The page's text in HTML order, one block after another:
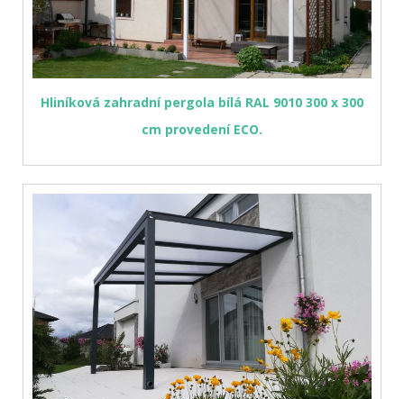
Hliníková zahradní pergola bílá RAL 9010 300 x 300
cm provedení ECO.